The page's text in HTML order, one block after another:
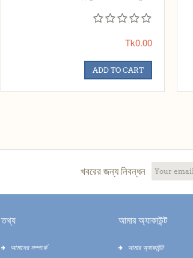
Tk0.00
ADD TO CART
খবরের জন্য নিবন্ধন
তথ্য
আমাদের সম্পর্কে
আমার অ্যাকাউন্ট
আমার অ্যাকাউন্ট